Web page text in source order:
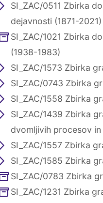
SI_ZAC/0511 Zbirka
dejavnosti (1871-2021)
SI_ZAC/1021 Zbirka
(1938-1983)
SI_ZAC/1573 Zbirka
SI_ZAC/0743 Zbirka
SI_ZAC/1558 Zbirka
SI_ZAC/1439 Zbirka
dvomljivih procesov
SI_ZAC/1557 Zbirka
SI_ZAC/1585 Zbirka
SI_ZAC/0783 Zbirka
SI_ZAC/1231 Zbirka